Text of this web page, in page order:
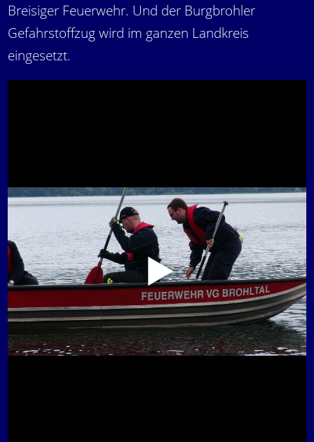
Breisiger Feuerwehr. Und der Burgbrohler
Gefahrstoffzug wird im ganzen Landkreis
eingesetzt.